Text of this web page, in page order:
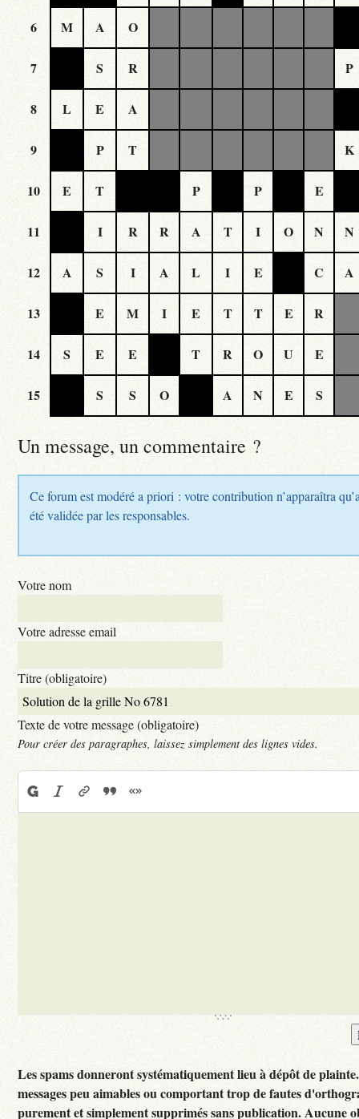
6 M A O
7 S R P
8 L E A
9 P T K
10 E T P P E
11 I R R A T I O N N
12 A S I A L I E C A
13 E M I E T T E R
14 S E E T R O U E
15 S S O A N E S
Un message, un commentaire ?
Ce forum est modéré a priori : votre contribution n’apparaîtra
été validée par les responsables.
Votre nom
Votre adresse email
Titre (obligatoire)
Texte de votre message (obligatoire)
Pour créer des paragraphes, laissez simplement des lignes vides.
Les spams donneront systématiquement lieu à dépôt de
messages peu aimables ou comportant trop de fautes
purement et simplement supprimés sans publication. Aucune